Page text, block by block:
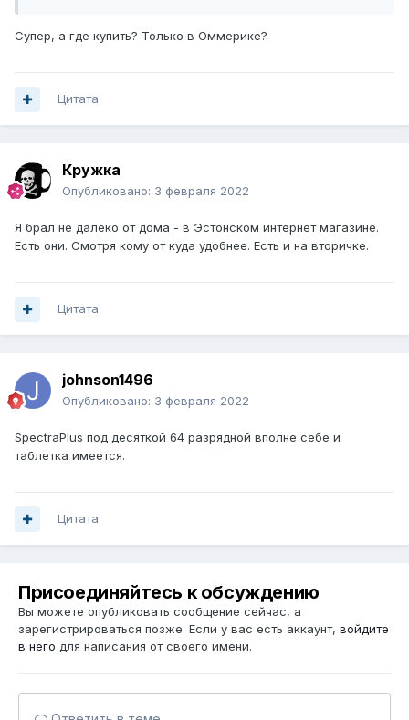
Супер, а где купить? Только в Оммерике?
Цитата
Кружка
Опубликовано: 3 февраля 2022
Я брал не далеко от дома - в Эстонском интернет магазине.
Есть они. Смотря кому от куда удобнее. Есть и на вторичке.
Цитата
johnson1496
Опубликовано: 3 февраля 2022
SpectraPlus под десяткой 64 разрядной вполне себе и
таблетка имеется.
Цитата
Присоединяйтесь к обсуждению
Вы можете опубликовать сообщение сейчас, а
зарегистрироваться позже. Если у вас есть аккаунт, войдите
в него для написания от своего имени.